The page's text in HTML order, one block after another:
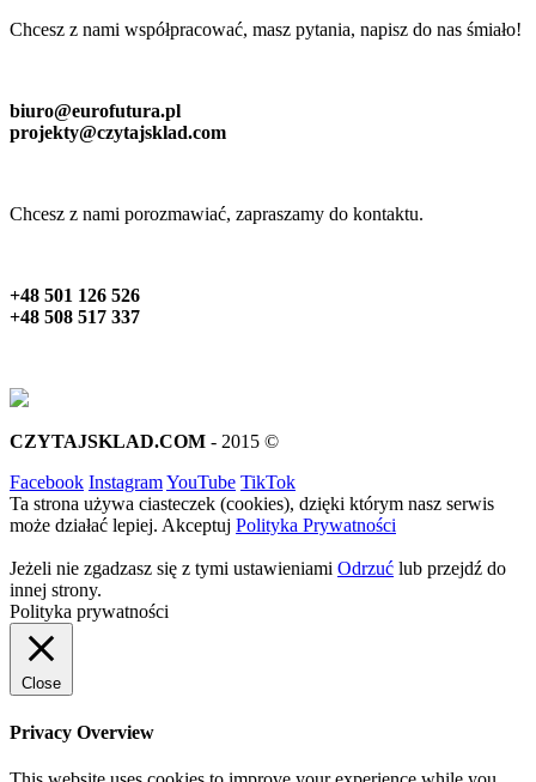
Chcesz z nami współpracować, masz pytania, napisz do nas śmiało!
biuro@eurofutura.pl
projekty@czytajsklad.com
Chcesz z nami porozmawiać, zapraszamy do kontaktu.
+48 501 126 526
+48 508 517 337
CZYTAJSKLAD.COM - 2015 ©
Facebook InstagramYouTube TikTok
Ta strona używa ciasteczek (cookies), dzięki którym nasz serwis
może działać lepiej. Akceptuj Polityka Prywatności
Jeżeli nie zgadzasz się z tymi ustawieniami Odrzuć lub przejdź do
innej strony.
Polityka prywatności
Close
Privacy Overview